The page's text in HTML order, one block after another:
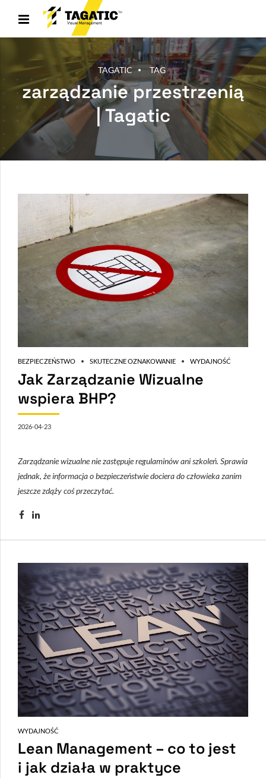
TAGATIC TAG
zarządzanie przestrzenią
| Tagatic
BEZPIECZEŃSTWO SKUTECZNE OZNAKOWANIE WYDAJNOŚĆ
Jak Zarządzanie Wizualne
wspiera BHP?
2026-04-23
Zarządzanie wizualne nie zastępuje regulaminów ani szkoleń. Sprawia
jednak, że informacja o bezpieczeństwie dociera do człowieka zanim
jeszcze zdąży coś przeczytać.
WYDAJNOŚĆ
Lean Management – co to jest
i jak działa w praktyce